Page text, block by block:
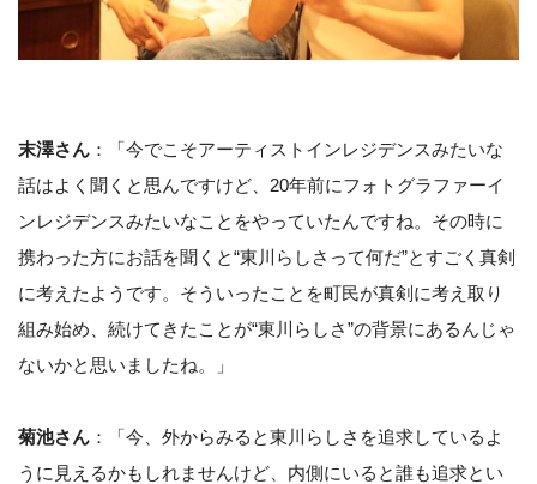
末澤さん ：「今でこそアーティストインレジデンスみたいな
話はよく聞くと思んですけど、20年前にフォトグラファーイ
ンレジデンスみたいなことをやっていたんですね。その時に
携わった方にお話を聞くと“東川らしさって何だ”とすごく真剣
に考えたようです。そういったことを町民が真剣に考え取り
組み始め、続けてきたことが“東川らしさ”の背景にあるんじゃ
ないかと思いましたね。」
菊池さん ：「今、外からみると東川らしさを追求しているよ
うに見えるかもしれませんけど、内側にいると誰も追求とい